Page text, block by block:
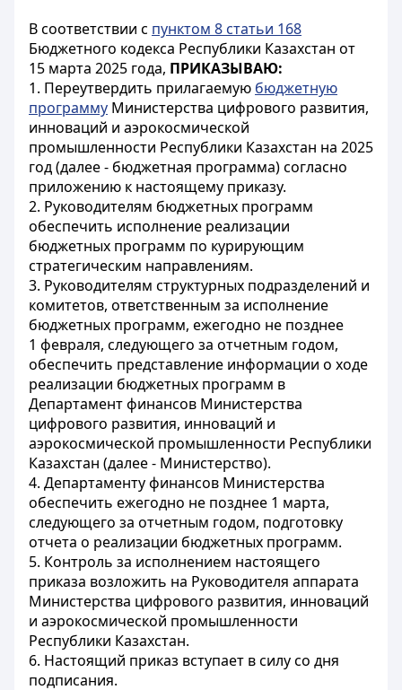
В соответствии с пунктом 8 статьи 168
Бюджетного кодекса Республики Казахстан от
15 марта 2025 года, ПРИКАЗЫВАЮ:
1. Переутвердить прилагаемую бюджетную
программу Министерства цифрового развития,
инноваций и аэрокосмической
промышленности Республики Казахстан на 2025
год (далее - бюджетная программа) согласно
приложению к настоящему приказу.
2. Руководителям бюджетных программ
обеспечить исполнение реализации
бюджетных программ по курирующим
стратегическим направлениям.
3. Руководителям структурных подразделений и
комитетов, ответственным за исполнение
бюджетных программ, ежегодно не позднее
1 февраля, следующего за отчетным годом,
обеспечить представление информации о ходе
реализации бюджетных программ в
Департамент финансов Министерства
цифрового развития, инноваций и
аэрокосмической промышленности Республики
Казахстан (далее - Министерство).
4. Департаменту финансов Министерства
обеспечить ежегодно не позднее 1 марта,
следующего за отчетным годом, подготовку
отчета о реализации бюджетных программ.
5. Контроль за исполнением настоящего
приказа возложить на Руководителя аппарата
Министерства цифрового развития, инноваций
и аэрокосмической промышленности
Республики Казахстан.
6. Настоящий приказ вступает в силу со дня
подписания.